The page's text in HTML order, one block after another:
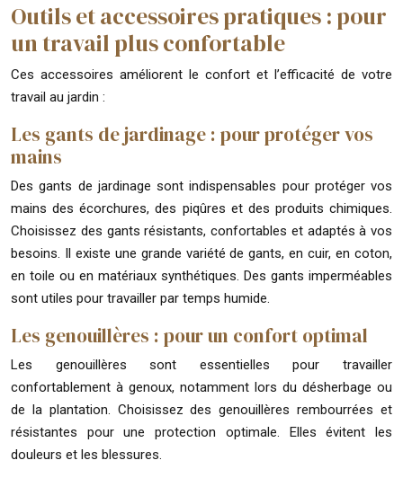
Outils et accessoires pratiques : pour
un travail plus confortable
Ces accessoires améliorent le confort et l’efficacité de votre
travail au jardin :
Les gants de jardinage : pour protéger vos
mains
Des gants de jardinage sont indispensables pour protéger vos
mains des écorchures, des piqûres et des produits chimiques.
Choisissez des gants résistants, confortables et adaptés à vos
besoins. Il existe une grande variété de gants, en cuir, en coton,
en toile ou en matériaux synthétiques. Des gants imperméables
sont utiles pour travailler par temps humide.
Les genouillères : pour un confort optimal
Les genouillères sont essentielles pour travailler
confortablement à genoux, notamment lors du désherbage ou
de la plantation. Choisissez des genouillères rembourrées et
résistantes pour une protection optimale. Elles évitent les
douleurs et les blessures.